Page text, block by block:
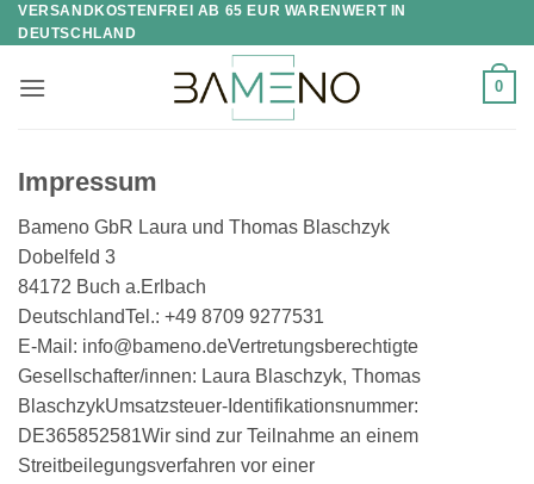
Skip
to
VERSANDKOSTENFREI AB 65 EUR WARENWERT IN
DEUTSCHLAND
0
Impressum
Bameno GbR Laura und Thomas Blaschzyk
Dobelfeld 3
84172 Buch a.Erlbach
DeutschlandTel.: +49 8709 9277531
E-Mail: info@bameno.deVertretungsberechtigte
Gesellschafter/innen: Laura Blaschzyk, Thomas
BlaschzykUmsatzsteuer-Identifikationsnummer:
DE365852581Wir sind zur Teilnahme an einem
Streitbeilegungsverfahren vor einer